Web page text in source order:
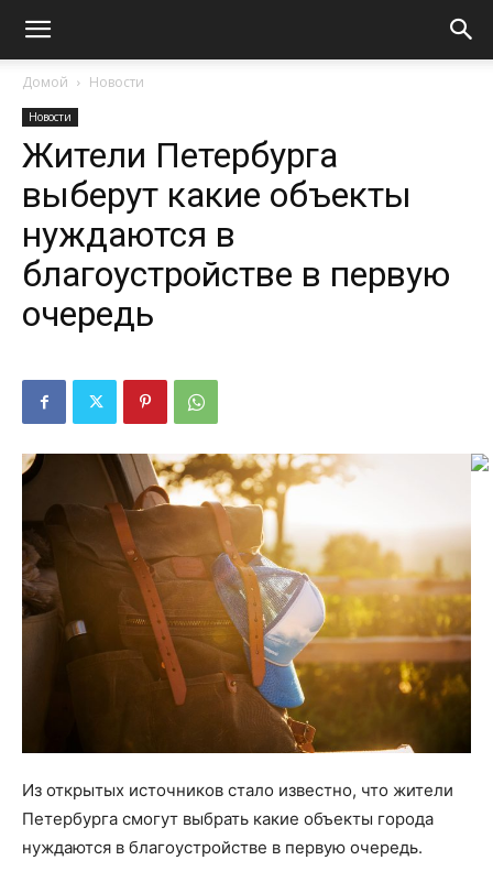
Домой Новости
Новости
Жители Петербурга
выберут какие объекты
нуждаются в
благоустройстве в первую
очередь
Из открытых источников стало известно, что жители
Петербурга смогут выбрать какие объекты города
нуждаются в благоустройстве в первую очередь.